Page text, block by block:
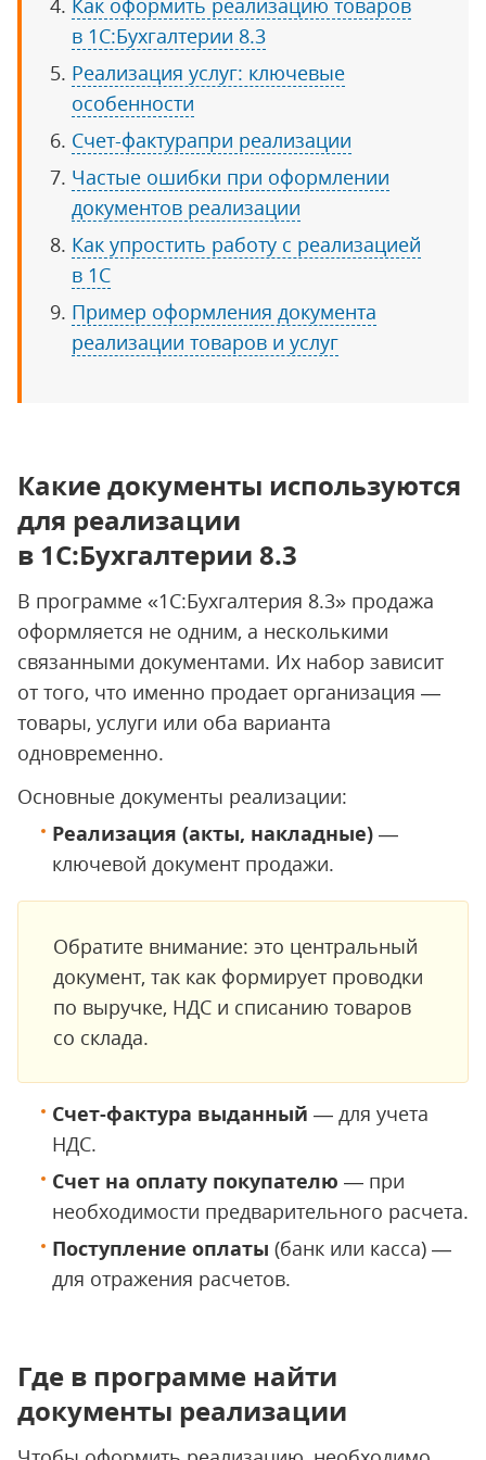
Как оформить реализацию товаров
в 1С:Бухгалтерии 8.3
Реализация услуг: ключевые
особенности
Счет-фактурапри реализации
Частые ошибки при оформлении
документов реализации
Как упростить работу с реализацией
в 1С
Пример оформления документа
реализации товаров и услуг
Какие документы используются
для реализации
в 1С:Бухгалтерии 8.3
В программе «1С:Бухгалтерия 8.3» продажа
оформляется не одним, а несколькими
связанными документами. Их набор зависит
от того, что именно продает организация —
товары, услуги или оба варианта
одновременно.
Основные документы реализации:
Реализация (акты, накладные) —
ключевой документ продажи.
Обратите внимание: это центральный
документ, так как формирует проводки
по выручке, НДС и списанию товаров
со склада.
Счет-фактура выданный — для учета
НДС.
Счет на оплату покупателю — при
необходимости предварительного расчета.
Поступление оплаты (банк или касса) —
для отражения расчетов.
Где в программе найти
документы реализации